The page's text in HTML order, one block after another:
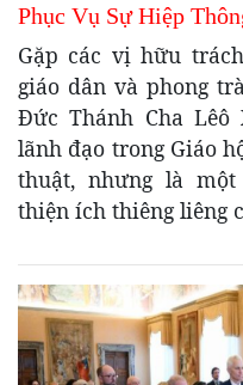
Phục Vụ Sự Hiệp
Gặp các vị hữu
giáo dân và phong
Đức Thánh Cha Lêô
lãnh đạo trong Giáo
thuật, nhưng là
thiện ích thiêng liêng